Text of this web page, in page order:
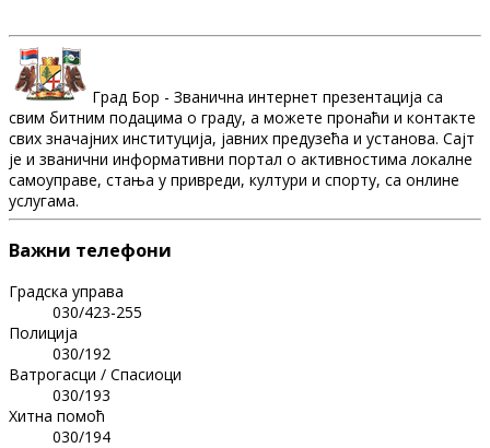
Град Бор - Званична интернет презентација са
свим битним подацима о граду, а можете пронаћи и контакте
свих значајних институција, јавних предузећа и установа. Сајт
је и званични информативни портал о активностима локалне
самоуправе, стања у привреди, култури и спорту, са онлине
услугама.
Важни телефони
Градска управа
030/423-255
Полиција
030/192
Ватрогасци / Спасиоци
030/193
Хитна помоћ
030/194